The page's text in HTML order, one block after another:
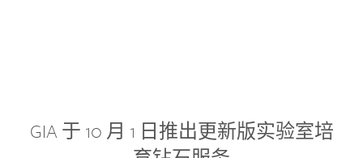
GIA 于 10 月 1 日推出更新版实验室培